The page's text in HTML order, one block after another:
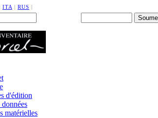
ITA | RUS |
d'édition
données
matérielles